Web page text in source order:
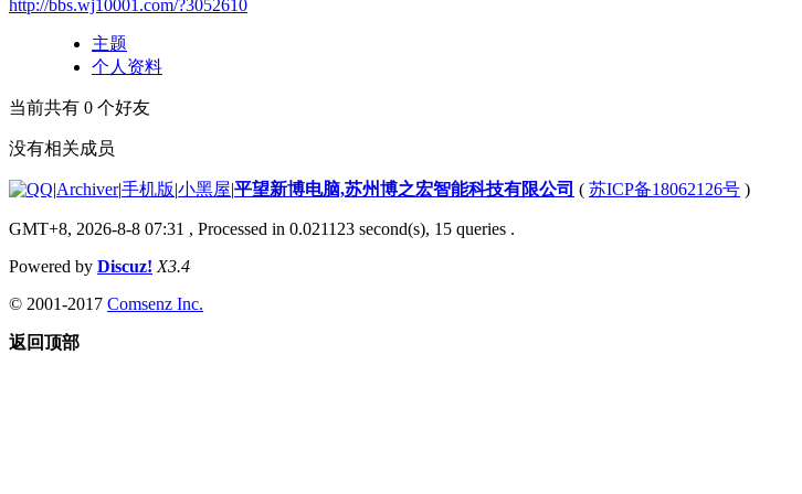
http://bbs.wj10001.com/?3052610
主题
个人资料
当前共有 0 个好友
没有相关成员
|Archiver|手机版|小黑屋|平望新博电脑,苏州博之宏智能科技有限公司 ( 苏ICP备18062126号 )
GMT+8, 2026-8-8 07:31 , Processed in 0.021123 second(s), 15 queries .
Powered by Discuz! X3.4
© 2001-2017 Comsenz Inc.
返回顶部